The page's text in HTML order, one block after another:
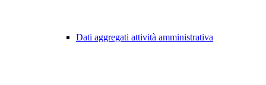
Dati aggregati attività amministrativa